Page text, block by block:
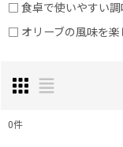
□ 食卓で使いやすい調
□ オリーブの風味を楽
0件